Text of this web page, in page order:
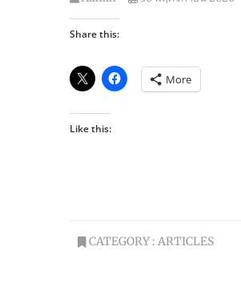
Share this:
More
Like this:
CATEGORY : ARTICLES